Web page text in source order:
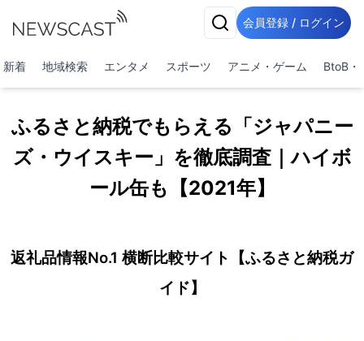
会員登録 / ログイン
新着 地域検索 エンタメ スポーツ アニメ・ゲーム BtoB・
ふるさと納税でもらえる「ジャパニー
ズ・ウイスキー」を徹底調査｜ハイボ
ール缶も【2021年】
返礼品情報No.1 横断比較サイト【ふるさと納税ガ
イド】